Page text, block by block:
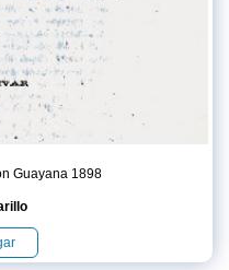
Guayana 1898